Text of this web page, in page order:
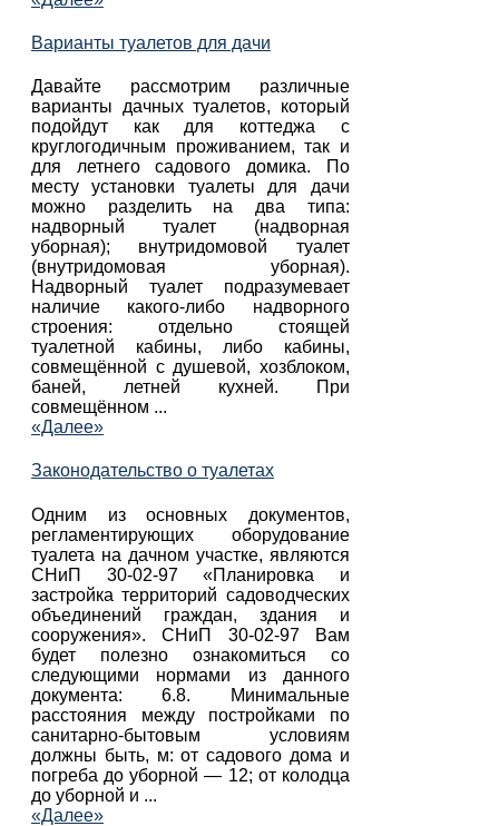
Варианты туалетов для дачи
Давайте рассмотрим различные
варианты дачных туалетов, который
подойдут как для коттеджа с
круглогодичным проживанием, так и
для летнего садового домика. По
месту установки туалеты для дачи
можно разделить на два типа:
надворный туалет (надворная
уборная); внутридомовой туалет
(внутридомовая уборная).
Надворный туалет подразумевает
наличие какого-либо надворного
строения: отдельно стоящей
туалетной кабины, либо кабины,
совмещённой с душевой, хозблоком,
баней, летней кухней. При
совмещённом ...
«Далее»
Законодательство о туалетах
Одним из основных документов,
регламентирующих оборудование
туалета на дачном участке, являются
СНиП 30-02-97 «Планировка и
застройка территорий садоводческих
объединений граждан, здания и
сооружения». СНиП 30-02-97 Вам
будет полезно ознакомиться со
следующими нормами из данного
документа: 6.8. Минимальные
расстояния между постройками по
санитарно-бытовым условиям
должны быть, м: от садового дома и
погреба до уборной — 12; от колодца
до уборной и ...
«Далее»